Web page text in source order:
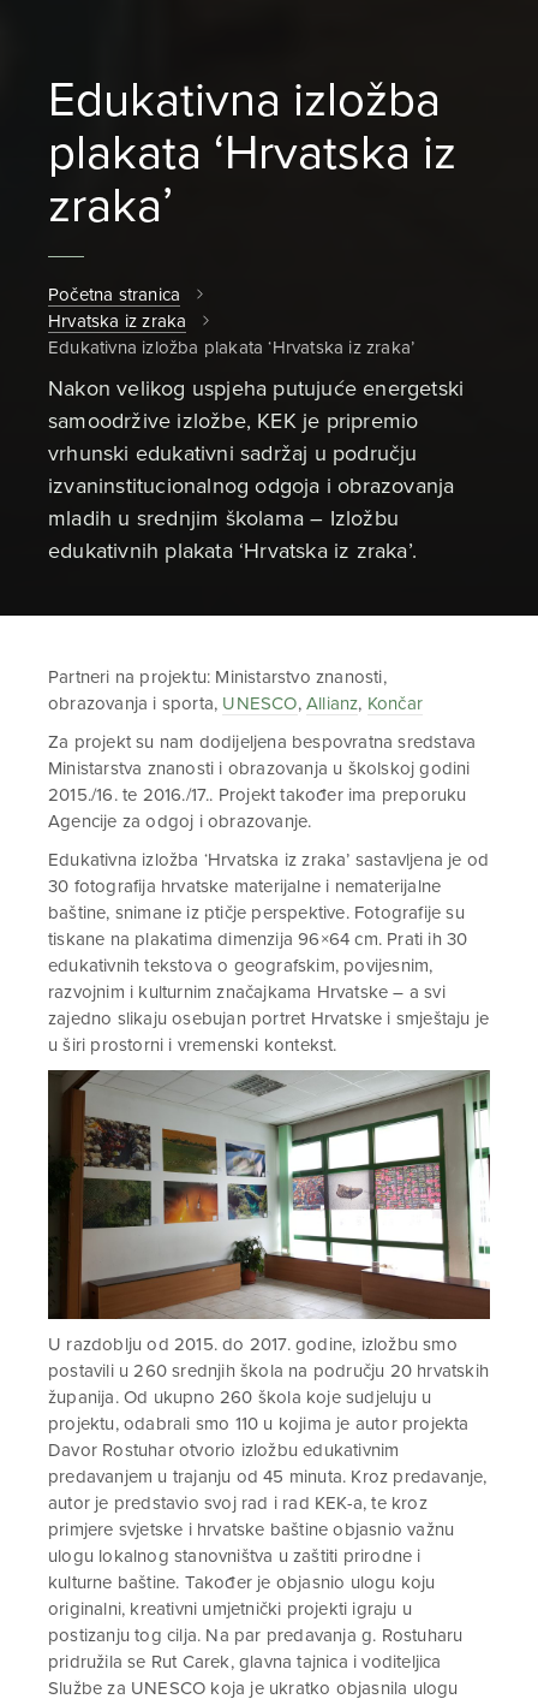
Edukativna izložba
plakata ‘Hrvatska iz
zraka’
Početna stranica
Hrvatska iz zraka
Edukativna izložba plakata ‘Hrvatska iz zraka’
Nakon velikog uspjeha putujuće energetski
samoodržive izložbe, KEK je pripremio
vrhunski edukativni sadržaj u području
izvaninstitucionalnog odgoja i obrazovanja
mladih u srednjim školama – Izložbu
edukativnih plakata ‘Hrvatska iz zraka’.
Partneri na projektu: Ministarstvo znanosti,
obrazovanja i sporta, UNESCO,Allianz, Končar
Za projekt su nam dodijeljena bespovratna sredstava
Ministarstva znanosti i obrazovanja u školskoj godini
2015./16. te 2016./17.. Projekt također ima preporuku
Agencije za odgoj i obrazovanje.
Edukativna izložba ‘Hrvatska iz zraka’ sastavljena je od
30 fotografija hrvatske materijalne i nematerijalne
baštine, snimane iz ptičje perspektive. Fotografije su
tiskane na plakatima dimenzija 96×64 cm. Prati ih 30
edukativnih tekstova o geografskim, povijesnim,
razvojnim i kulturnim značajkama Hrvatske – a svi
zajedno slikaju osebujan portret Hrvatske i smještaju je
u širi prostorni i vremenski kontekst.
U razdoblju od 2015. do 2017. godine, izložbu smo
postavili u 260 srednjih škola na području 20 hrvatskih
županija. Od ukupno 260 škola koje sudjeluju u
projektu, odabrali smo 110 u kojima je autor projekta
Davor Rostuhar otvorio izložbu edukativnim
predavanjem u trajanju od 45 minuta. Kroz predavanje,
autor je predstavio svoj rad i rad KEK-a, te kroz
primjere svjetske i hrvatske baštine objasnio važnu
ulogu lokalnog stanovništva u zaštiti prirodne i
kulturne baštine. Također je objasnio ulogu koju
originalni, kreativni umjetnički projekti igraju u
postizanju tog cilja. Na par predavanja g. Rostuharu
pridružila se Rut Carek, glavna tajnica i voditeljica
Službe za UNESCO koja je ukratko objasnila ulogu